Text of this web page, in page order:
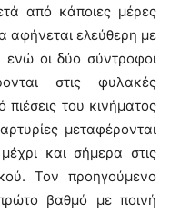
από κάποιες μέρες
αφήνεται ελεύθερη με
ενώ οι δύο σύντροφοι
στις φυλακές
του κινήματος
μεταφέρονται
και σήμερα στις
Τον προηγούμενο
βαθμό με ποινή